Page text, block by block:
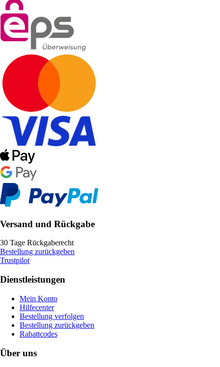
Versand und Rückgabe
30 Tage Rückgaberecht
Bestellung zurückgeben
Trustpilot
Dienstleistungen
Mein Konto
Hilfecenter
Bestellung verfolgen
Bestellung zurückgeben
Rabattcodes
Über uns